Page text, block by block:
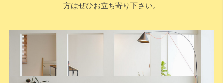
方はぜひお立ち寄り下さい。